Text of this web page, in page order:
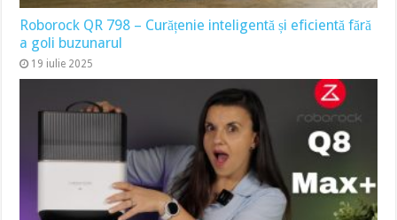
Roborock QR 798 – Curățenie inteligentă și eficientă fără
a goli buzunarul
19 iulie 2025